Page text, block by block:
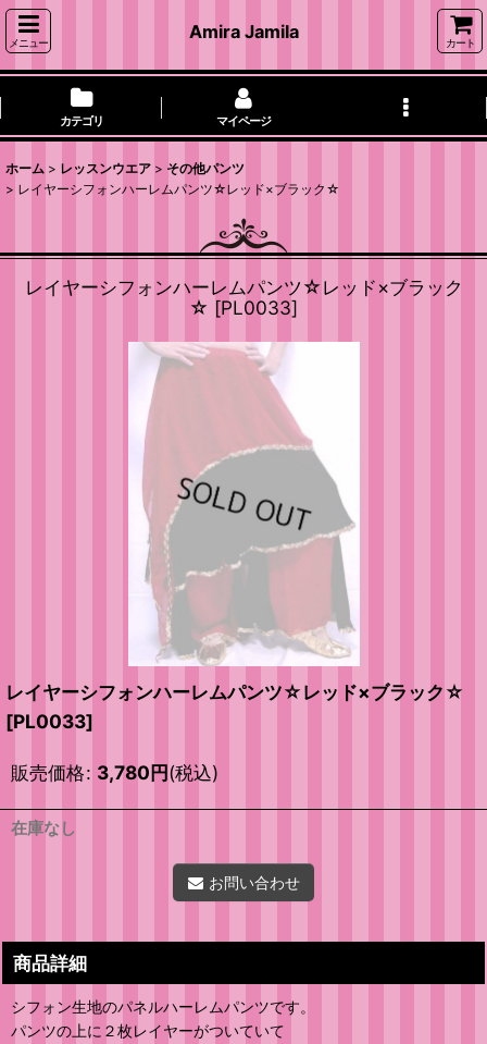
メニュー
Amira Jamila
カート
カテゴリ マイページ
ホーム > レッスンウエア > その他パンツ
> レイヤーシフォンハーレムパンツ☆レッド×ブラック☆
レイヤーシフォンハーレムパンツ☆レッド×ブラック
☆ [PL0033]
レイヤーシフォンハーレムパンツ☆レッド×ブラック☆
[PL0033]
販売価格: 3,780円(税込)
在庫なし
お問い合わせ
商品詳細
シフォン生地のパネルハーレムパンツです。
パンツの上に２枚レイヤーがついていて